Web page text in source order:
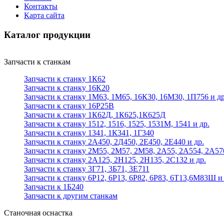
Контакты
Карта сайта
Каталог продукции
Запчасти к станкам
Запчасти к станку 1К62
Запчасти к станку 16К20
Запчасти к станку 1М63, 1М65, 16К30, 16М30, 1П756 и
Запчасти к станку 16Р25В
Запчасти к станку 1К62Д, 1К625,1К625Д
Запчасти к станку 1512, 1516, 1525, 1531М, 1541 и др.
Запчасти к станку 1341, 1К341, 1Г340
Запчасти к станку 2А450, 2Д450, 2Е450, 2Е440 и др.
Запчасти к станку 2М55, 2М57, 2М58, 2А55, 2А554,
Запчасти к станку 2А125, 2Н125, 2Н135, 2С132 и др.
Запчасти к станку 3Г71, 3Б71, 3Е711
Запчасти к станку 6Р12, 6Р13, 6Р82, 6Р83, 6Т13,6М83Ш и
Запчасти к 1Б240
Запчасти к другим станкам
Станочная оснастка